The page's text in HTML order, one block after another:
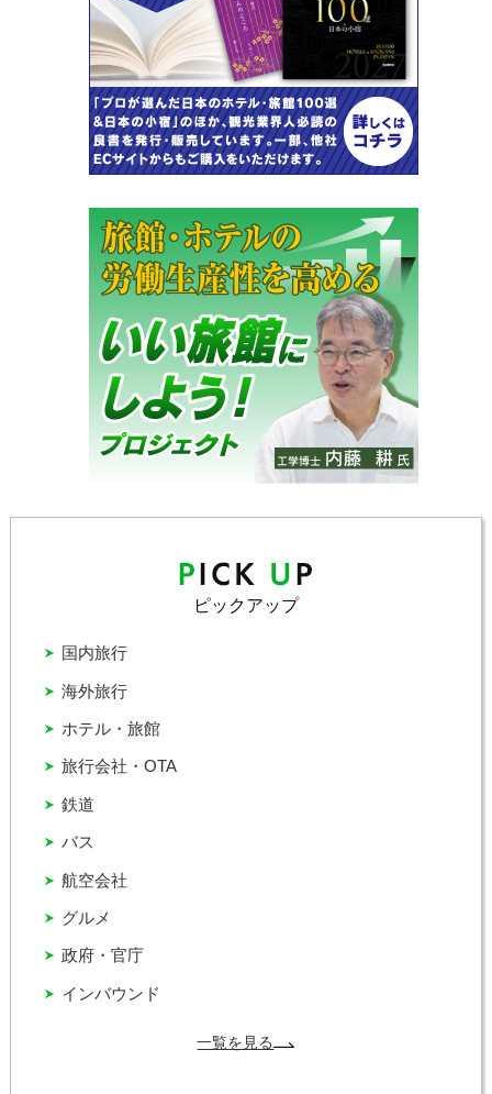
ピックアップ
インバウンド
グルメ
バス
ホテル・旅館
国内旅行
政府・官庁
旅行会社・OTA
海外旅行
航空会社
鉄道
一覧を見る